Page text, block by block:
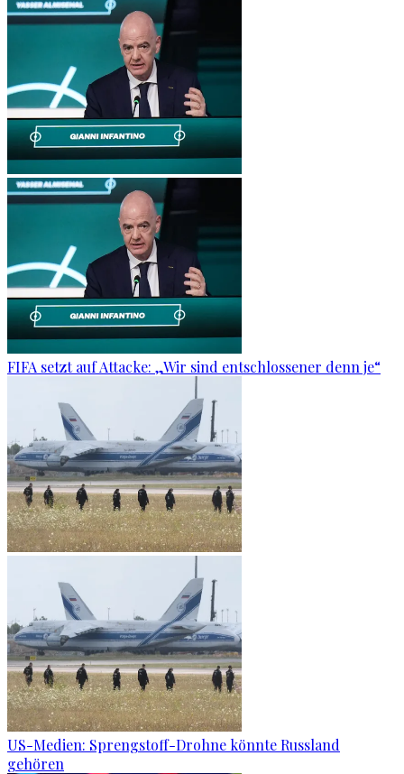
FIFA setzt auf Attacke: „Wir sind entschlossener denn je“
US-Medien: Sprengstoff-Drohne könnte Russland
gehören